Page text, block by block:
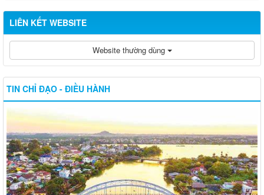
LIÊN KẾT WEBSITE
Website thường dùng
TIN CHỈ ĐẠO - ĐIỀU HÀNH